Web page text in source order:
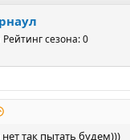
Рейтинг сезона: 0
так пытать будем)))